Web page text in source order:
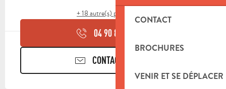
CONTACT
BROCHURES
VENIR ET SE DÉPLACER
+ 18 autre(s) prestation(s)
04 90 85 45
CONTACTEZ-NOUS